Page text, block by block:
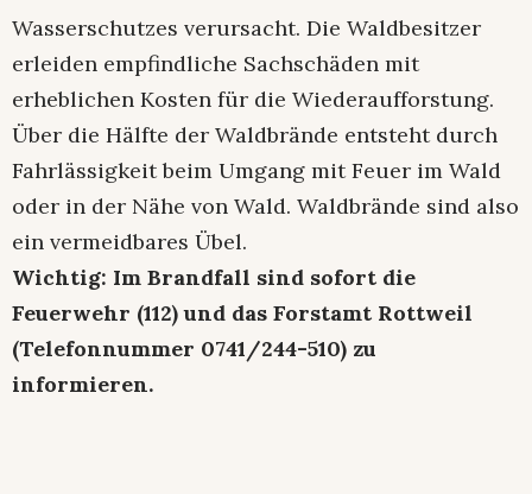
Wasserschutzes verursacht. Die Waldbesitzer
erleiden empfindliche Sachschäden mit
erheblichen Kosten für die Wiederaufforstung.
Über die Hälfte der Waldbrände entsteht durch
Fahrlässigkeit beim Umgang mit Feuer im Wald
oder in der Nähe von Wald. Waldbrände sind also
ein vermeidbares Übel.
Wichtig: Im Brandfall sind sofort die
Feuerwehr (112) und das Forstamt Rottweil
(Telefonnummer 0741/244-510) zu
informieren.